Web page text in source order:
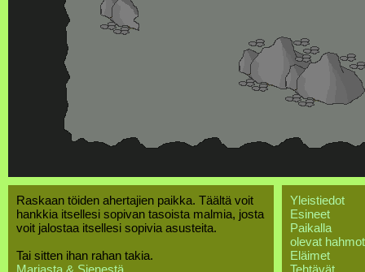
Raskaan töiden ahertajien paikka. Täältä voit
hankkia itsellesi sopivan tasoista malmia, josta
voit jalostaa itsellesi sopivia asusteita.
Tai sitten ihan rahan takia.
Marjasta & Sienestä
Yleistiedot
Esineet
Paikalla
olevat hahmot
Eläimet
Tehtävät